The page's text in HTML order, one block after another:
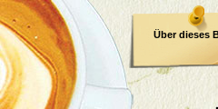
Über dieses